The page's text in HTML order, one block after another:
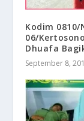
Kodim
06/
Dhuafa
September 8,